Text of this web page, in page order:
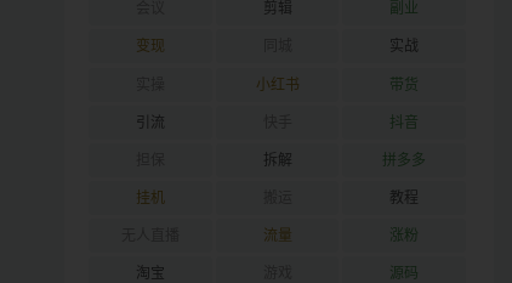
剪辑 副业
变现 实战
小红书 带货
引流 抖音
拆解 拼多多
挂机 教程
流量 涨粉
淘宝 源码